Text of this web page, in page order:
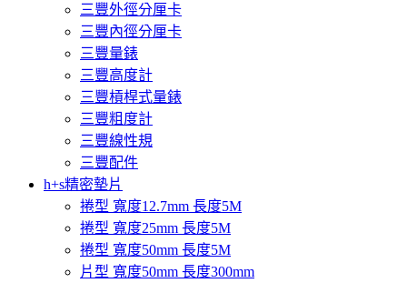
三豐外徑分厘卡
三豐內徑分厘卡
三豐量錶
三豐高度計
三豐槓桿式量錶
三豐粗度計
三豐線性規
三豐配件
h+s精密墊片
捲型 寬度12.7mm 長度5M
捲型 寬度25mm 長度5M
捲型 寬度50mm 長度5M
片型 寬度50mm 長度300mm